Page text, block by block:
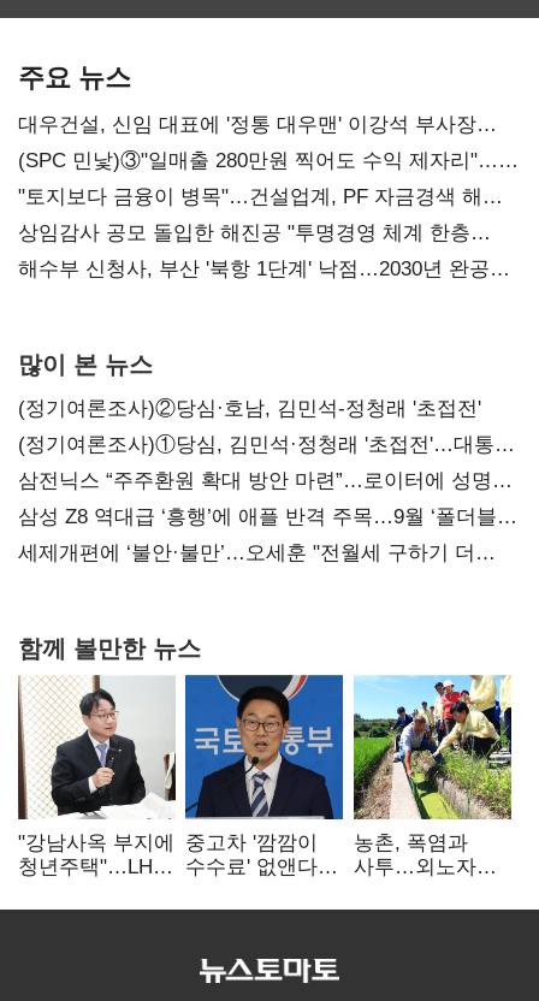
주요 뉴스
대우건설, 신임 대표에 '정통 대우맨' 이강석 부사장
내정
(SPC 민낯)③"일매출 280만원 찍어도 수익 제자리"…
점주 울리는 '상시 할인'
"토지보다 금융이 병목"…건설업계, PF 자금경색 해소
목소리
상임감사 공모 돌입한 해진공 "투명경영 체계 한층
강화"
해수부 신청사, 부산 '북항 1단계' 낙점…2030년 완공
많이 본 뉴스
(정기여론조사)②당심·호남, 김민석-정청래 '초접전'
(정기여론조사)①당심, 김민석·정청래 '초접전'…대통령
지지도 '50% 아래로'(종합)
삼전닉스 “주주환원 확대 방안 마련”…로이터에 성명
보내
삼성 Z8 역대급 ‘흥행’에 애플 반격 주목…9월 ‘폴더블
대전’
세제개편에 ‘불안·불만’…오세훈 "전월세 구하기 더
함께 볼만한 뉴스
"강남사옥 부지에
청년주택"…LH도
중고차 '깜깜이
수수료' 없앤다…
생기면 환불
농촌, 폭염과
사투…외노자
없앤다